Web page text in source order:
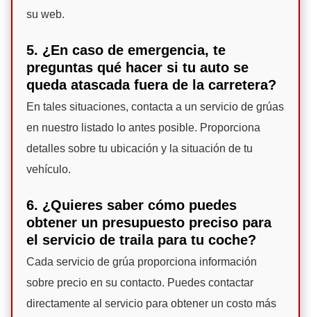
su web.
5. ¿En caso de emergencia, te
preguntas qué hacer si tu auto se
queda atascada fuera de la carretera?
En tales situaciones, contacta a un servicio de grúas
en nuestro listado lo antes posible. Proporciona
detalles sobre tu ubicación y la situación de tu
vehículo.
6. ¿Quieres saber cómo puedes
obtener un presupuesto preciso para
el servicio de traila para tu coche?
Cada servicio de grúa proporciona información
sobre precio en su contacto. Puedes contactar
directamente al servicio para obtener un costo más